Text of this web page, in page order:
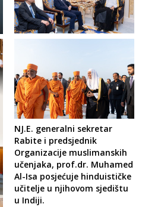
NJ.E. generalni sekretar
Rabite i predsjednik
Organizacije muslimanskih
učenjaka, prof.dr. Muhamed
Al-Isa posjećuje hinduističke
učitelje u njihovom sjedištu
u Indiji.